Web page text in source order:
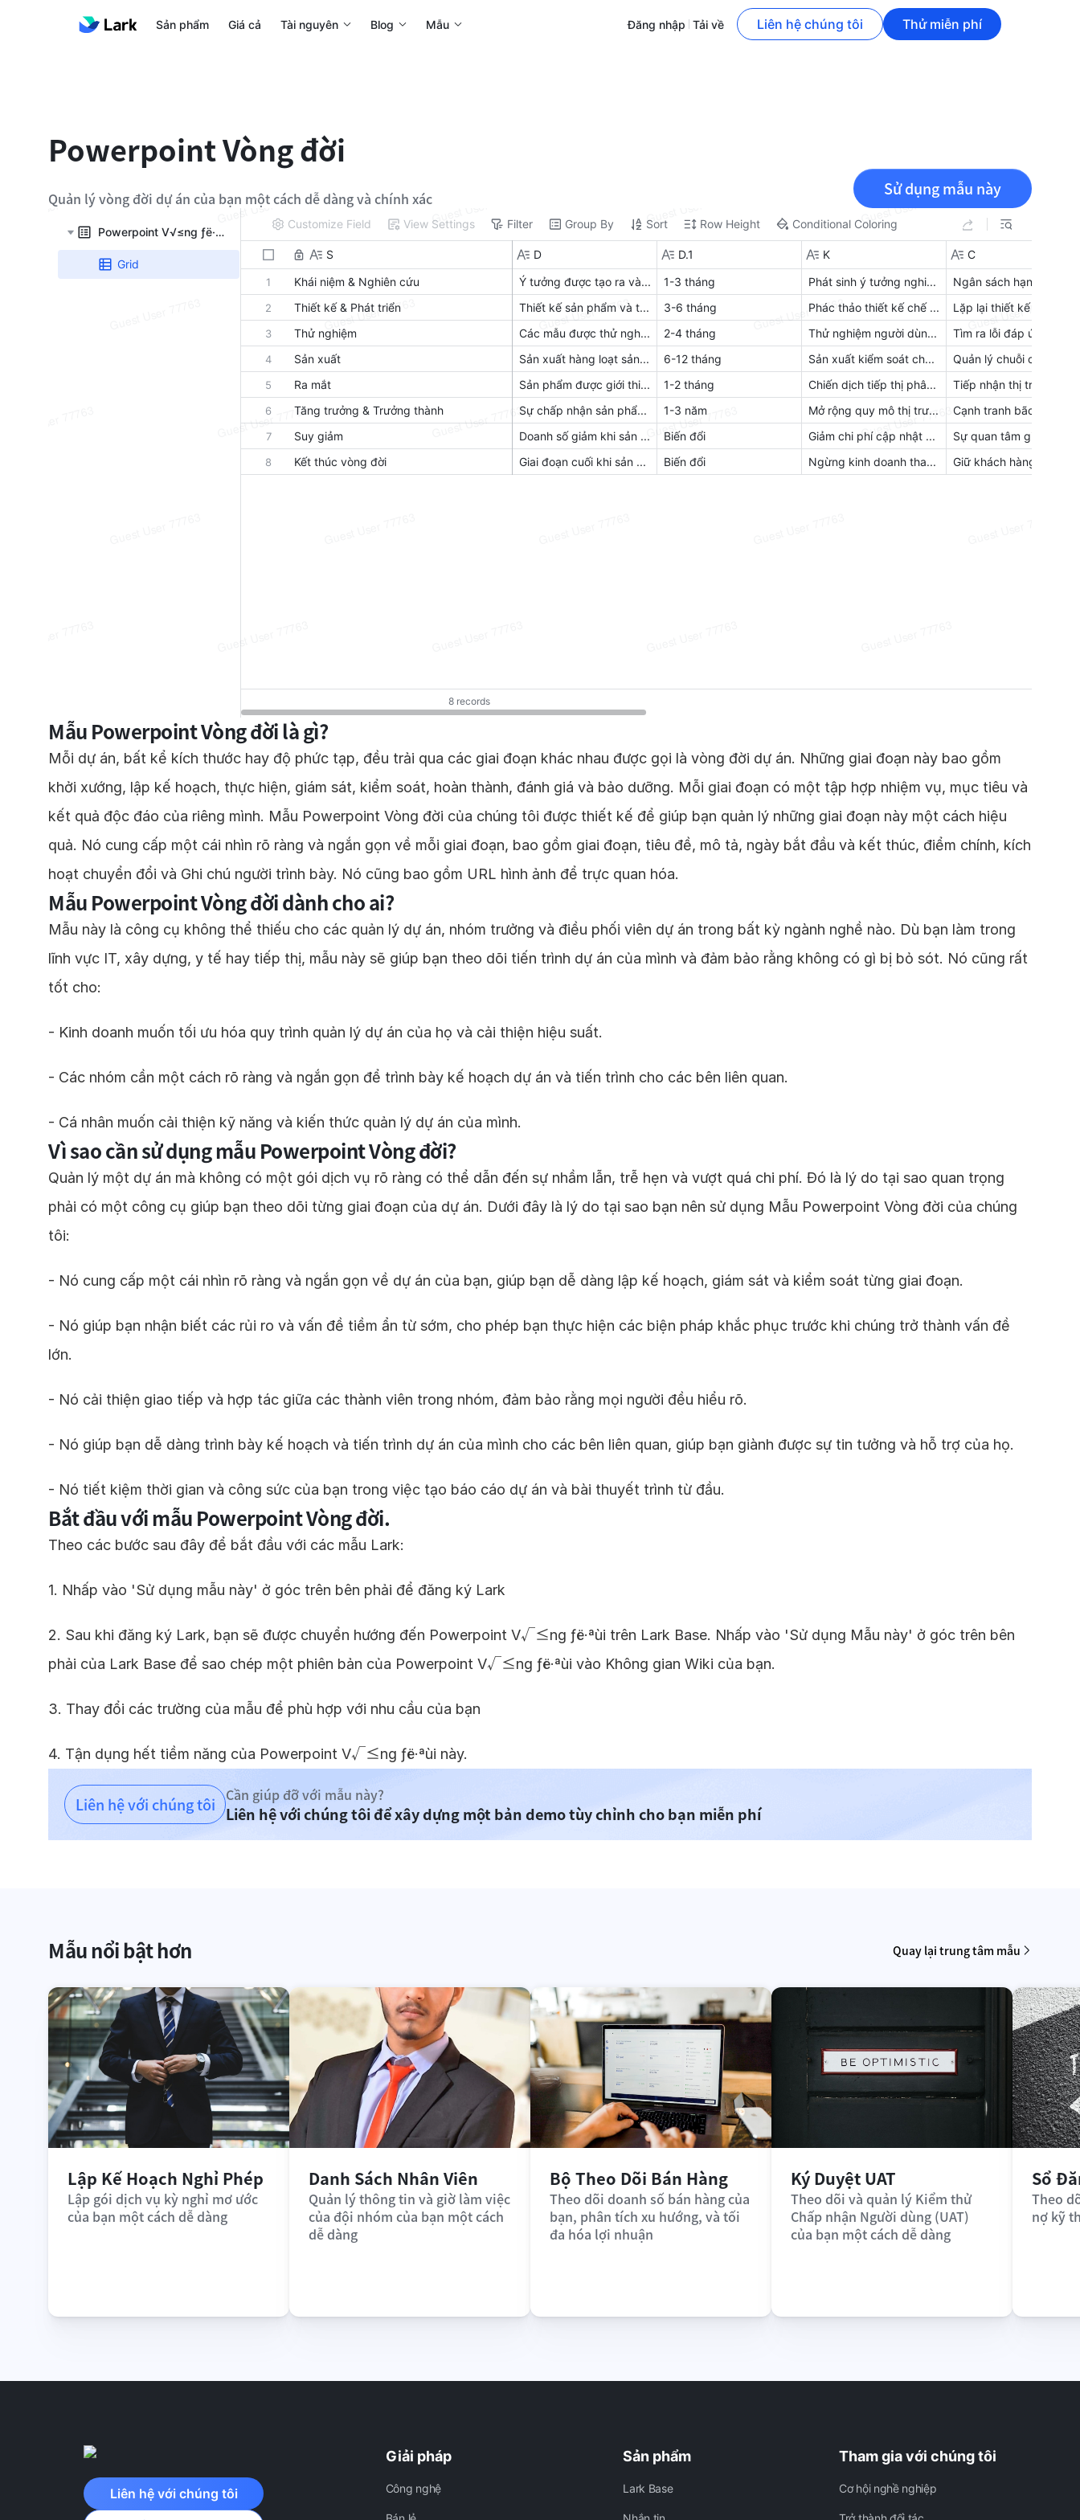
Sản phẩm Giá cả Tài nguyên Blog Mẫu Đăng nhập Tải về Liên hệ chúng tôi Thử miễn phí
Powerpoint Vòng đời
Quản lý vòng đời dự án của bạn một cách dễ dàng và chính xác Sử dụng mẫu này
Mẫu Powerpoint Vòng đời là gì?
Mỗi dự án, bất kể kích thước hay độ phức tạp, đều trải qua các giai đoạn khác nhau được gọi là vòng đời dự án. Những giai đoạn này bao gồm
khởi xướng, lập kế hoạch, thực hiện, giám sát, kiểm soát, hoàn thành, đánh giá và bảo dưỡng. Mỗi giai đoạn có một tập hợp nhiệm vụ, mục tiêu và
kết quả độc đáo của riêng mình. Mẫu Powerpoint Vòng đời của chúng tôi được thiết kế để giúp bạn quản lý những giai đoạn này một cách hiệu
quả. Nó cung cấp một cái nhìn rõ ràng và ngắn gọn về mỗi giai đoạn, bao gồm giai đoạn, tiêu đề, mô tả, ngày bắt đầu và kết thúc, điểm chính, kích
hoạt chuyển đổi và Ghi chú người trình bày. Nó cũng bao gồm URL hình ảnh để trực quan hóa.
Mẫu Powerpoint Vòng đời dành cho ai?
Mẫu này là công cụ không thể thiếu cho các quản lý dự án, nhóm trưởng và điều phối viên dự án trong bất kỳ ngành nghề nào. Dù bạn làm trong
lĩnh vực IT, xây dựng, y tế hay tiếp thị, mẫu này sẽ giúp bạn theo dõi tiến trình dự án của mình và đảm bảo rằng không có gì bị bỏ sót. Nó cũng rất
tốt cho:
- Kinh doanh muốn tối ưu hóa quy trình quản lý dự án của họ và cải thiện hiệu suất.
- Các nhóm cần một cách rõ ràng và ngắn gọn để trình bày kế hoạch dự án và tiến trình cho các bên liên quan.
- Cá nhân muốn cải thiện kỹ năng và kiến thức quản lý dự án của mình.
Vì sao cần sử dụng mẫu Powerpoint Vòng đời?
Quản lý một dự án mà không có một gói dịch vụ rõ ràng có thể dẫn đến sự nhầm lẫn, trễ hẹn và vượt quá chi phí. Đó là lý do tại sao quan trọng
phải có một công cụ giúp bạn theo dõi từng giai đoạn của dự án. Dưới đây là lý do tại sao bạn nên sử dụng Mẫu Powerpoint Vòng đời của chúng
tôi:
- Nó cung cấp một cái nhìn rõ ràng và ngắn gọn về dự án của bạn, giúp bạn dễ dàng lập kế hoạch, giám sát và kiểm soát từng giai đoạn.
- Nó giúp bạn nhận biết các rủi ro và vấn đề tiềm ẩn từ sớm, cho phép bạn thực hiện các biện pháp khắc phục trước khi chúng trở thành vấn đề
lớn.
- Nó cải thiện giao tiếp và hợp tác giữa các thành viên trong nhóm, đảm bảo rằng mọi người đều hiểu rõ.
- Nó giúp bạn dễ dàng trình bày kế hoạch và tiến trình dự án của mình cho các bên liên quan, giúp bạn giành được sự tin tưởng và hỗ trợ của họ.
- Nó tiết kiệm thời gian và công sức của bạn trong việc tạo báo cáo dự án và bài thuyết trình từ đầu.
Bắt đầu với mẫu Powerpoint Vòng đời.
Theo các bước sau đây để bắt đầu với các mẫu Lark:
1. Nhấp vào 'Sử dụng mẫu này' ở góc trên bên phải để đăng ký Lark
2. Sau khi đăng ký Lark, bạn sẽ được chuyển hướng đến Powerpoint V√≤ng ƒë·ªùi trên Lark Base. Nhấp vào 'Sử dụng Mẫu này' ở góc trên bên
phải của Lark Base để sao chép một phiên bản của Powerpoint V√≤ng ƒë·ªùi vào Không gian Wiki của bạn.
3. Thay đổi các trường của mẫu để phù hợp với nhu cầu của bạn
4. Tận dụng hết tiềm năng của Powerpoint V√≤ng ƒë·ªùi này.
Liên hệ với chúng tôi Cần giúp đỡ với mẫu này?
Liên hệ với chúng tôi để xây dựng một bản demo tùy chỉnh cho bạn miễn phí
Mẫu nổi bật hơn Quay lại trung tâm mẫu
Lập Kế Hoạch Nghỉ Phép
Lập gói dịch vụ kỳ nghỉ mơ ước
của bạn một cách dễ dàng
Danh Sách Nhân Viên
Quản lý thông tin và giờ làm việc
của đội nhóm của bạn một cách
dễ dàng
Bộ Theo Dõi Bán Hàng
Theo dõi doanh số bán hàng của
bạn, phân tích xu hướng, và tối
đa hóa lợi nhuận
Ký Duyệt UAT
Theo dõi và quản lý Kiểm thử
Chấp nhận Người dùng (UAT)
của bạn một cách dễ dàng
Sổ
Theo
nợ kỹ
Liên hệ với chúng tôi
Giải pháp
Công nghệ
Sản phẩm
Lark Base
Tham gia với chúng tôi
Cơ hội nghề nghiệp